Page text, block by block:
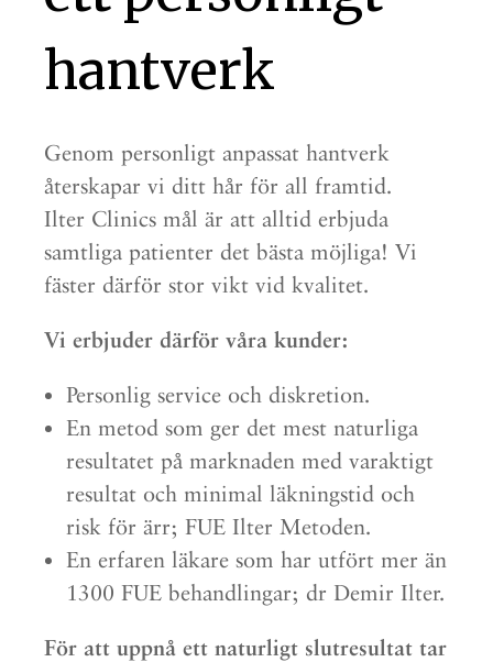
hantverk
Genom personligt anpassat hantverk
återskapar vi ditt hår för all framtid.
Ilter Clinics mål är att alltid erbjuda
samtliga patienter det bästa möjliga! Vi
fäster därför stor vikt vid kvalitet.
Vi erbjuder därför våra kunder:
Personlig service och diskretion.
En metod som ger det mest naturliga
resultatet på marknaden med varaktigt
resultat och minimal läkningstid och
risk för ärr; FUE Ilter Metoden.
En erfaren läkare som har utfört mer än
1300 FUE behandlingar; dr Demir Ilter.
För att uppnå ett naturligt slutresultat tar